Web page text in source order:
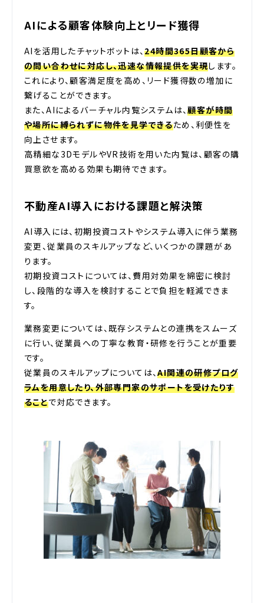
AIによる顧客体験向上とリード獲得
AIを活用したチャットボットは、24時間365日顧客から
の問い合わせに対応し、迅速な情報提供を実現します。
これにより、顧客満足度を高め、リード獲得数の増加に
繋げることができます。
また、AIによるバーチャル内覧システムは、顧客が時間
や場所に縛られずに物件を見学できるため、利便性を
向上させます。
高精細な3DモデルやVR技術を用いた内覧は、顧客の購
買意欲を高める効果も期待できます。
不動産AI導入における課題と解決策
AI導入には、初期投資コストやシステム導入に伴う業務
変更、従業員のスキルアップなど、いくつかの課題があ
ります。
初期投資コストについては、費用対効果を綿密に検討
し、段階的な導入を検討することで負担を軽減できま
す。
業務変更については、既存システムとの連携をスムーズ
に行い、従業員への丁寧な教育・研修を行うことが重要
です。
従業員のスキルアップについては、AI関連の研修プログ
ラムを用意したり、外部専門家のサポートを受けたりす
ることで対応できます。